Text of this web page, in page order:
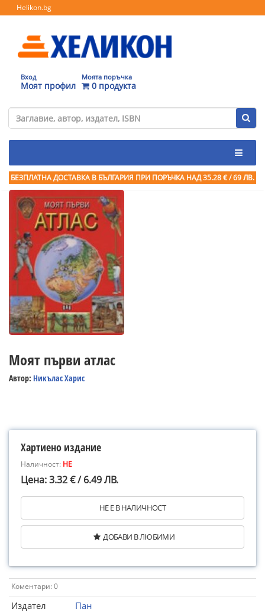
Helikon.bg
Вход
Моят профил
Моята поръчка
0 продукта
БЕЗПЛАТНА ДОСТАВКА В БЪЛГАРИЯ ПРИ ПОРЪЧКА НАД 35.28 € / 69 ЛВ.
Моят първи атлас
Автор: Никълас Харис
Хартиено издание
Наличност: НЕ
Цена: 3.32 € / 6.49 ЛВ.
НЕ Е В НАЛИЧНОСТ
ДОБАВИ В ЛЮБИМИ
Коментари: 0
Издател
Пан